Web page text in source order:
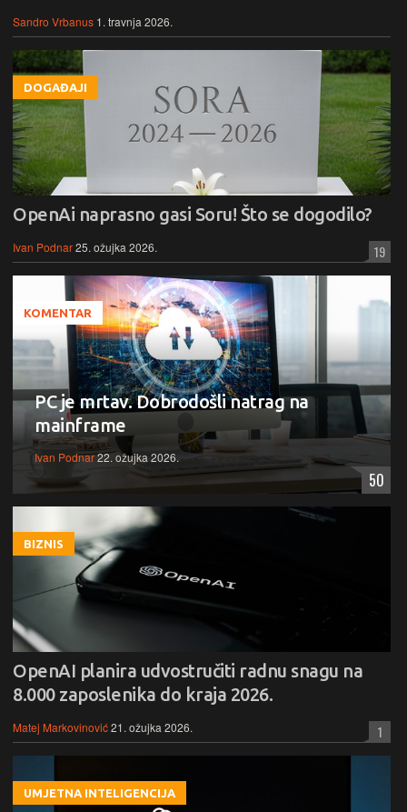
Sandro Vrbanus 1. travnja 2026.
DOGAĐAJI
OpenAi naprasno gasi Soru! Što se dogodilo?
Ivan Podnar25. ožujka 2026. 19
KOMENTAR
PC je mrtav. Dobrodošli natrag na
mainframe
Ivan Podnar22. ožujka 2026.
50
BIZNIS
OpenAI planira udvostručiti radnu snagu na
8.000 zaposlenika do kraja 2026.
Matej Markovinović21. ožujka 2026. 1
UMJETNA INTELIGENCIJA